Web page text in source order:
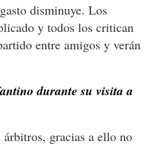
disminuye. Los
y todos los critican
entre amigos y verán
durante su visita a
gracias a ello no